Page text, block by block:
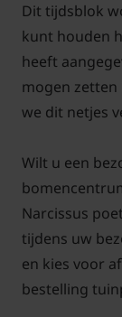
Dit tijdsblok
kunt houden
heeft
mogen zetten
we dit netjes
Wilt u een
Narcissus
tijdens uw
en kies voor
bestelling